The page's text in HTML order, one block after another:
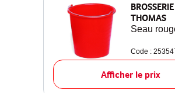
BROSSERIE
THOMAS
Seau
Code :
Afficher le prix